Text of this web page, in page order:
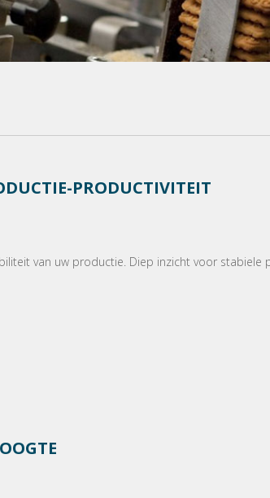
PRODUCTIVITEIT
van uw productie. Diep inzicht voor